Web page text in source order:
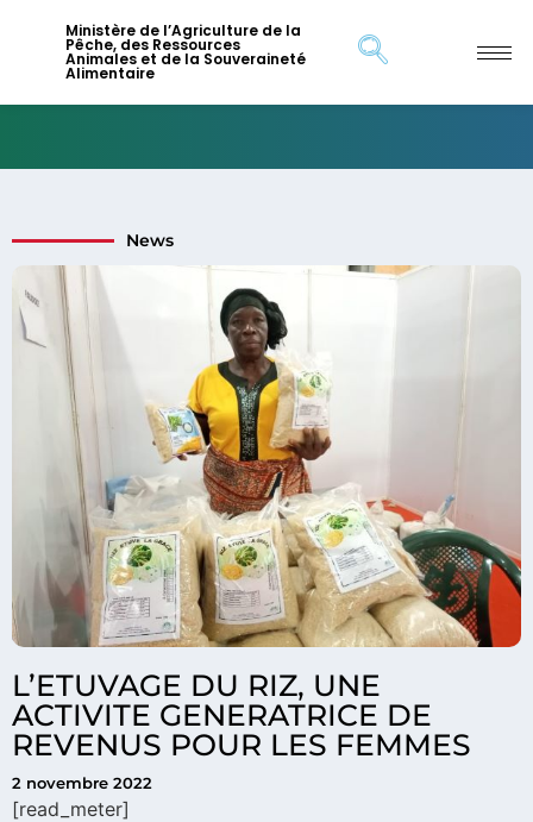
Ministère de l’Agriculture de la
Pêche, des Ressources
Animales et de la Souveraineté
Alimentaire
L’ETUVAGE DU RIZ, UNE
ACTIVITE GENERATRICE DE
REVENUS POUR LES FEMMES
2 novembre 2022
[read_meter]
News